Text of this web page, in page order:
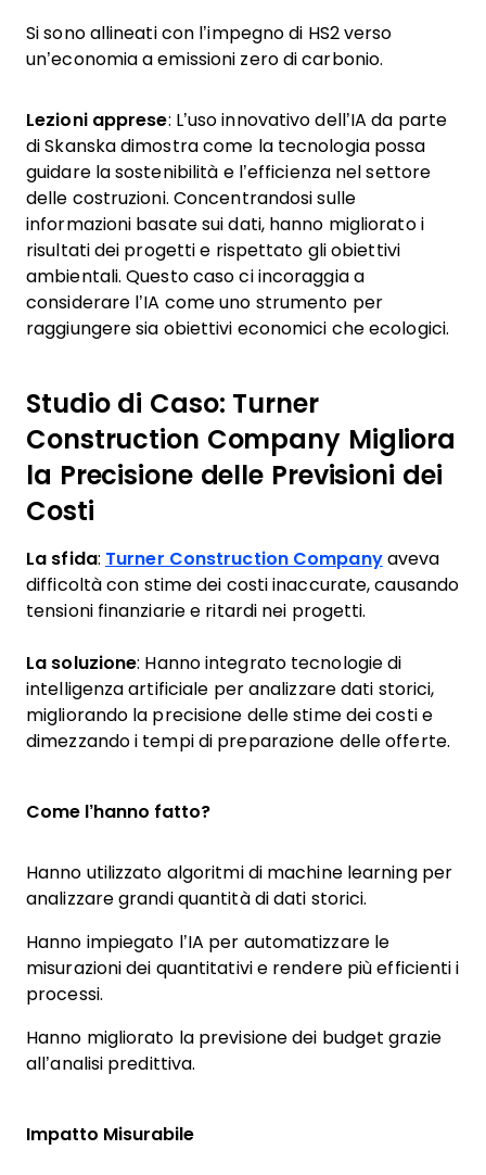
Si sono allineati con l’impegno di HS2 verso
un’economia a emissioni zero di carbonio.
Lezioni apprese: L’uso innovativo dell’IA da parte
di Skanska dimostra come la tecnologia possa
guidare la sostenibilità e l’efficienza nel settore
delle costruzioni. Concentrandosi sulle
informazioni basate sui dati, hanno migliorato i
risultati dei progetti e rispettato gli obiettivi
ambientali. Questo caso ci incoraggia a
considerare l’IA come uno strumento per
raggiungere sia obiettivi economici che ecologici.
Studio di Caso: Turner
Construction Company Migliora
la Precisione delle Previsioni dei
Costi
La sfida: Turner Construction Companyaveva
difficoltà con stime dei costi inaccurate, causando
tensioni finanziarie e ritardi nei progetti.
La soluzione: Hanno integrato tecnologie di
intelligenza artificiale per analizzare dati storici,
migliorando la precisione delle stime dei costi e
dimezzando i tempi di preparazione delle offerte.
Come l’hanno fatto?
Hanno utilizzato algoritmi di machine learning per
analizzare grandi quantità di dati storici.
Hanno impiegato l’IA per automatizzare le
misurazioni dei quantitativi e rendere più efficienti i
processi.
Hanno migliorato la previsione dei budget grazie
all’analisi predittiva.
Impatto Misurabile